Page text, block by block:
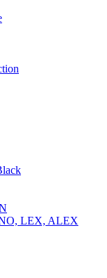
LEX, ALEX